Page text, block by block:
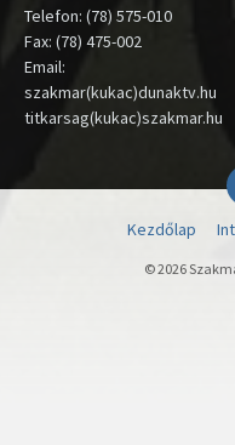
Telefon: (78) 575-010
Fax: (78) 475-002
Email:
szakmar(kukac)dunaktv.hu
titkarsag(kukac)szakmar.hu
Kezdőlap
© 2026